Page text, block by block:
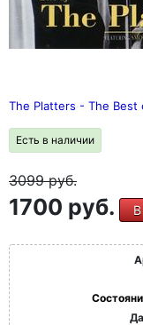
The Platters - The Best
Есть в наличии
3099руб.
1700 руб. В